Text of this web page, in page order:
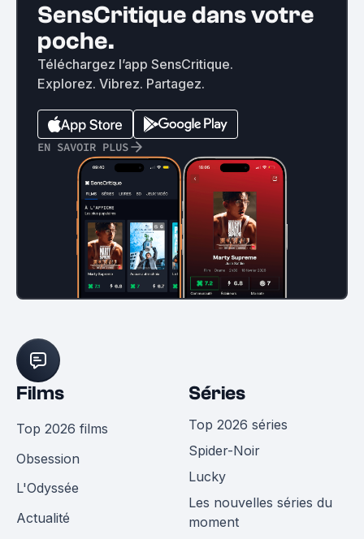
SensCritique dans votre
poche.
Téléchargez l’app SensCritique.
Explorez. Vibrez. Partagez.
EN SAVOIR PLUS
Films
Top 2026 films
Obsession
L'Odyssée
Actualité
Séries
Top 2026 séries
Spider-Noir
Lucky
Les nouvelles séries du
moment